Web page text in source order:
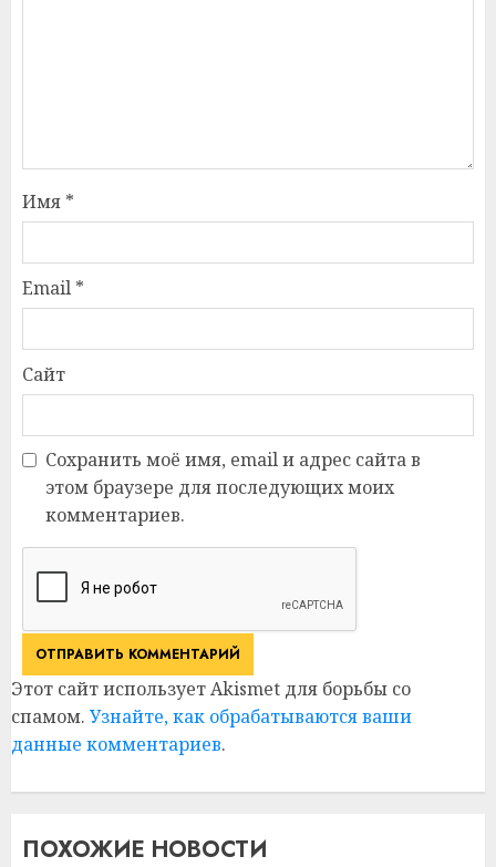
Имя *
Email *
Сайт
Сохранить моё имя, email и адрес сайта в
этом браузере для последующих моих
комментариев.
Этот сайт использует Akismet для борьбы со
спамом. Узнайте, как обрабатываются ваши
данные комментариев.
ПОХОЖИЕ НОВОСТИ